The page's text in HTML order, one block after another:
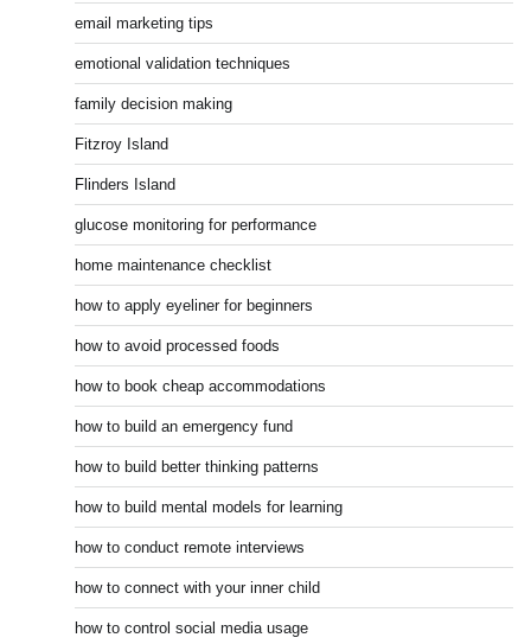
email marketing tips
emotional validation techniques
family decision making
Fitzroy Island
Flinders Island
glucose monitoring for performance
home maintenance checklist
how to apply eyeliner for beginners
how to avoid processed foods
how to book cheap accommodations
how to build an emergency fund
how to build better thinking patterns
how to build mental models for learning
how to conduct remote interviews
how to connect with your inner child
how to control social media usage